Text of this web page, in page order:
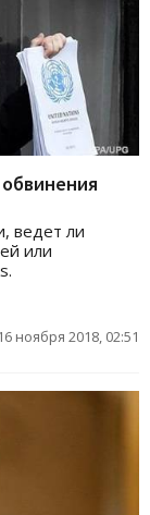
ведет ли
или
ноября 2018, 02:51